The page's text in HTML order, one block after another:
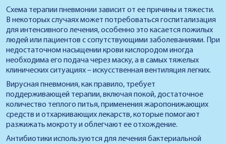
Схема терапии пневмонии зависит от ее причины и тяжести.
В некоторых случаях может потребоваться госпитализация
для интенсивного лечения, особенно это касается пожилых
людей или пациентов с сопутствующими заболеваниями. При
недостаточном насыщении крови кислородом иногда
необходима его подача через маску, а в самых тяжелых
клинических ситуациях – искусственная вентиляция легких.
Вирусная пневмония, как правило, требует
поддерживающей терапии, включая покой, достаточное
количество теплого питья, применения жаропонижающих
средств и отхаркивающих лекарств, которые помогают
разжижать мокроту и облегчают ее отхождение.
Антибиотики используются для лечения бактериальной